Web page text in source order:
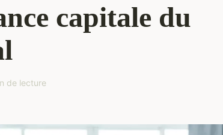
capitale du
de lecture